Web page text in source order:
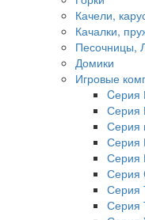
Качели,
Качалки,
Песочницы,
Домики
Игровые
Cерия
Серия
Серия
Серия
Серия
Серия
Серия
Серия